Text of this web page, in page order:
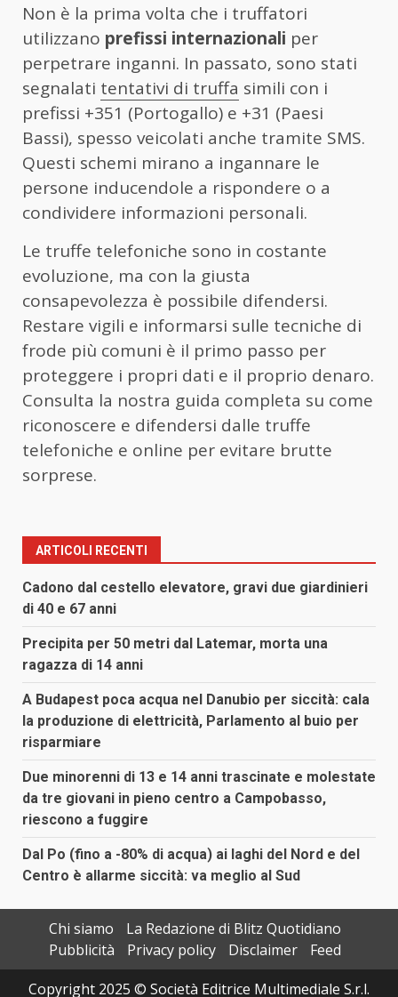
Non è la prima volta che i truffatori
utilizzano prefissi internazionali per
perpetrare inganni. In passato, sono stati
segnalati tentativi di truffa simili con i
prefissi +351 (Portogallo) e +31 (Paesi
Bassi), spesso veicolati anche tramite SMS.
Questi schemi mirano a ingannare le
persone inducendole a rispondere o a
condividere informazioni personali.
Le truffe telefoniche sono in costante
evoluzione, ma con la giusta
consapevolezza è possibile difendersi.
Restare vigili e informarsi sulle tecniche di
frode più comuni è il primo passo per
proteggere i propri dati e il proprio denaro.
Consulta la nostra guida completa su come
riconoscere e difendersi dalle truffe
telefoniche e online per evitare brutte
sorprese.
ARTICOLI RECENTI
Cadono dal cestello elevatore, gravi due giardinieri
di 40 e 67 anni
Precipita per 50 metri dal Latemar, morta una
ragazza di 14 anni
A Budapest poca acqua nel Danubio per siccità: cala
la produzione di elettricità, Parlamento al buio per
risparmiare
Due minorenni di 13 e 14 anni trascinate e molestate
da tre giovani in pieno centro a Campobasso,
riescono a fuggire
Dal Po (fino a -80% di acqua) ai laghi del Nord e del
Centro è allarme siccità: va meglio al Sud
Chi siamo
La Redazione di Blitz Quotidiano
Pubblicità
Privacy policy Disclaimer
Feed
Copyright 2025 © Società Editrice Multimediale S.r.l.